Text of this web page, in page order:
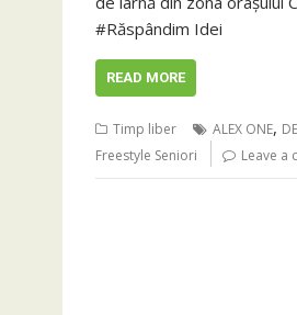
#Răspândim Idei
READ MORE
Timp liber ALEX ONE,
Freestyle Seniori
Leave a